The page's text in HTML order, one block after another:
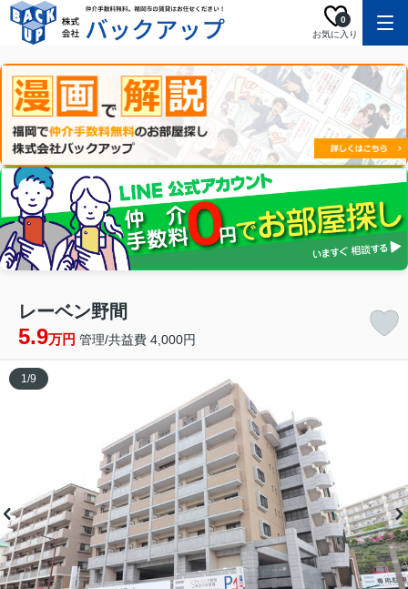
お気に入り
0
レーベン野間
5.9万円 管理/共益費 4,000円
1/9